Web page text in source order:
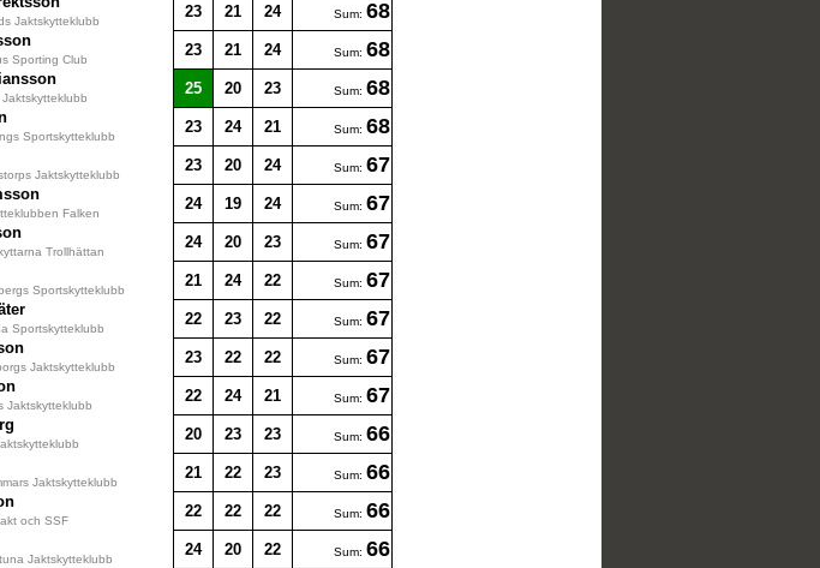
Jaktskytteklubb
23 21 24 Sum: 68
Sporting Club
23 21 24 Sum: 68
25 20 23 Sum: 68
Sportskytteklubb
23 24 21 Sum: 68
Jaktskytteklubb
23 20 24 Sum: 67
Falken
24 19 24 Sum: 67
Trollhättan
24 20 23 Sum: 67
Sportskytteklubb
21 24 22 Sum: 67
Sportskytteklubb
22 23 22 Sum: 67
Jaktskytteklubb
23 22 22 Sum: 67
Jaktskytteklubb
22 24 21 Sum: 67
20 23 23 Sum: 66
Jaktskytteklubb
21 22 23 Sum: 66
och SSF
22 22 22 Sum: 66
Jaktskytteklubb
24 20 22 Sum: 66